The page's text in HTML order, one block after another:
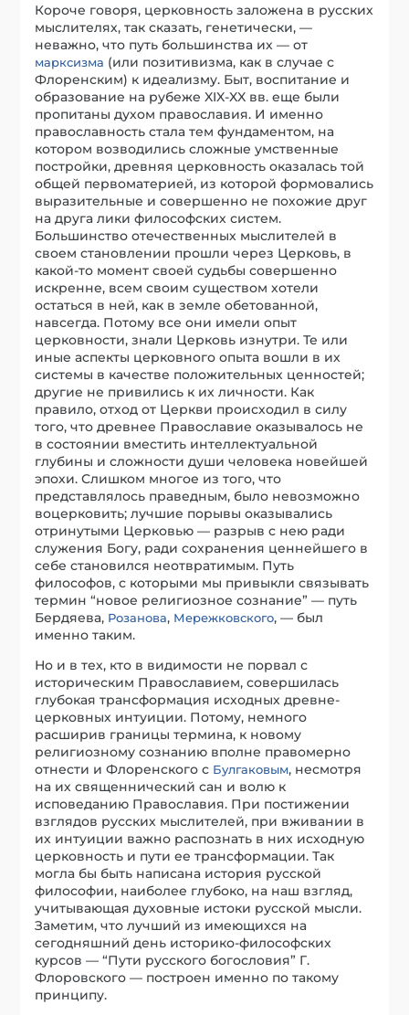
Короче говоря, церковность заложена в русских
мыслителях, так сказать, генетически, —
неважно, что путь большинства их — от
марксизма (или позитивизма, как в случае с
Флоренским) к идеализму. Быт, воспитание и
образование на рубеже XIX-XX вв. еще были
пропитаны духом православия. И именно
православность стала тем фундаментом, на
котором возводились сложные умственные
постройки, древняя церковность оказалась той
общей первоматерией, из которой формовались
выразительные и совершенно не похожие друг
на друга лики философских систем.
Большинство отечественных мыслителей в
своем становлении прошли через Церковь, в
какой-то момент своей судьбы совершенно
искренне, всем своим существом хотели
остаться в ней, как в земле обетованной,
навсегда. Потому все они имели опыт
церковности, знали Церковь изнутри. Те или
иные аспекты церковного опыта вошли в их
системы в качестве положительных ценностей;
другие не привились к их личности. Как
правило, отход от Церкви происходил в силу
того, что древнее Православие оказывалось не
в состоянии вместить интеллектуальной
глубины и сложности души человека новейшей
эпохи. Слишком многое из того, что
представлялось праведным, было невозможно
воцерковить; лучшие порывы оказывались
отринутыми Церковью — разрыв с нею ради
служения Богу, ради сохранения ценнейшего в
себе становился неотвратимым. Путь
философов, с которыми мы привыкли связывать
термин “новое религиозное сознание” — путь
Бердяева, Розанова, Мережковского, — был
именно таким.
Но и в тех, кто в видимости не порвал с
историческим Православием, совершилась
глубокая трансформация исходных древне-
церковных интуиции. Потому, немного
расширив границы термина, к новому
религиозному сознанию вполне правомерно
отнести и Флоренского с Булгаковым, несмотря
на их священнический сан и волю к
исповеданию Православия. При постижении
взглядов русских мыслителей, при вживании в
их интуиции важно распознать в них исходную
церковность и пути ее трансформации. Так
могла бы быть написана история русской
философии, наиболее глубоко, на наш взгляд,
учитывающая духовные истоки русской мысли.
Заметим, что лучший из имеющихся на
сегодняшний день историко-философских
курсов — “Пути русского богословия” Г.
Флоровского — построен именно по такому
принципу.